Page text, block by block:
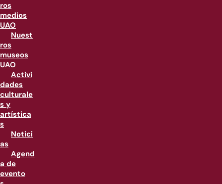
ros
medios
UAO
Nuest
ros
museos
UAO
Activi
dades
culturale
s y
artística
s
Notici
as
Agend
a de
evento